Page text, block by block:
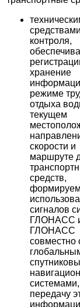
контроля,
хранение
режиме
отдыха
текущем
скорости и
маршруте
средств,
сигналов
ГЛОНАСС
ГЛОНАСС
совместно
передачу